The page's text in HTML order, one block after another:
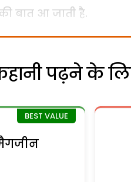
बात आ जाती है.
पढ़ने के